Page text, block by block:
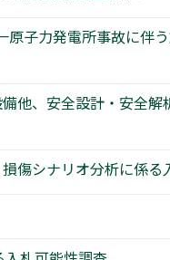
子力発電所事故に伴
他、安全設計・安全
シナリオ分析に係る